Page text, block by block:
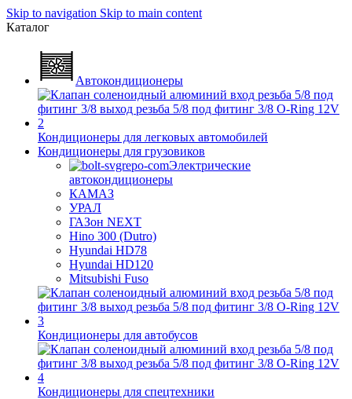
Skip to navigation Skip to main content
Каталог
Автокондиционеры
Кондиционеры для легковых автомобилей
Кондиционеры для грузовиков
Электрические
автокондиционеры
КАМАЗ
УРАЛ
ГАЗон NEXT
Hino 300 (Dutro)
Hyundai HD78
Hyundai HD120
Mitsubishi Fuso
Кондиционеры для автобусов
Кондиционеры для спецтехники